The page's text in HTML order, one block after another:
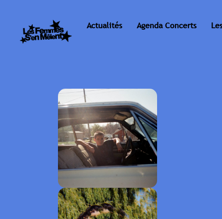
Actualités Agenda Concerts